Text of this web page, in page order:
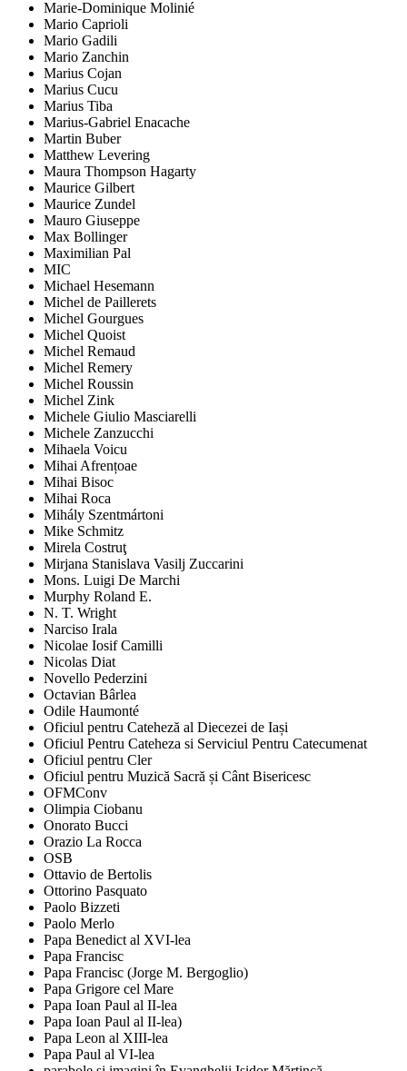
Marie-Dominique Molinié
Mario Caprioli
Mario Gadili
Mario Zanchin
Marius Cojan
Marius Cucu
Marius Tiba
Marius-Gabriel Enacache
Martin Buber
Matthew Levering
Maura Thompson Hagarty
Maurice Gilbert
Maurice Zundel
Mauro Giuseppe
Max Bollinger
Maximilian Pal
MIC
Michael Hesemann
Michel de Paillerets
Michel Gourgues
Michel Quoist
Michel Remaud
Michel Remery
Michel Roussin
Michel Zink
Michele Giulio Masciarelli
Michele Zanzucchi
Mihaela Voicu
Mihai Afrențoae
Mihai Bisoc
Mihai Roca
Mihály Szentmártoni
Mike Schmitz
Mirela Costruţ
Mirjana Stanislava Vasilj Zuccarini
Mons. Luigi De Marchi
Murphy Roland E.
N. T. Wright
Narciso Irala
Nicolae Iosif Camilli
Nicolas Diat
Novello Pederzini
Octavian Bârlea
Odile Haumonté
Oficiul pentru Cateheză al Diecezei de Iași
Oficiul Pentru Cateheza si Serviciul Pentru Catecumenat
Oficiul pentru Cler
Oficiul pentru Muzică Sacră și Cânt Bisericesc
OFMConv
Olimpia Ciobanu
Onorato Bucci
Orazio La Rocca
OSB
Ottavio de Bertolis
Ottorino Pasquato
Paolo Bizzeti
Paolo Merlo
Papa Benedict al XVI-lea
Papa Francisc
Papa Francisc (Jorge M. Bergoglio)
Papa Grigore cel Mare
Papa Ioan Paul al II-lea
Papa Ioan Paul al II-lea)
Papa Leon al XIII-lea
Papa Paul al VI-lea